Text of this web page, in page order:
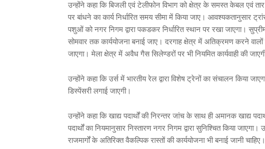
उन्होंने कहा कि बिजली एवं टेलीफोन विभाग को क्षेत्र के समस्त केबल एवं
पर बांधने का कार्य निर्धारित समय सीमा में किया जाए। आवश्यकतानुसार
पशुओं को नगर निगम द्वारा पकडकर निर्धारित स्थान पर रखा जाएगा। सुप्रीम
सोमवार तक कार्ययोजना बनाई जाए। दरगाह क्षेत्र में अतिक्रमण करने वालों
जाएगा। मेला क्षेत्र में अवैध गैस सिलेण्डरों पर भी नियमित कार्यवाही की
उन्होंने कहा कि उर्स में भारतीय रेल द्वारा विशेष ट्रेनों का संचालन किया
डिस्पेंसरी लगाई जाएगी।
उन्होंने कहा कि खाद्य पदार्थों की निरन्तर जांच के साथ ही अमानक खाद्य
पदार्थों का नियमानुसार निस्तारण नगर निगम द्वारा सुनिश्चित किया
राजमार्गों के अतिरिक्त वैकल्पिक रास्तों की कार्ययोजना भी बनाई जानी चाहिए।